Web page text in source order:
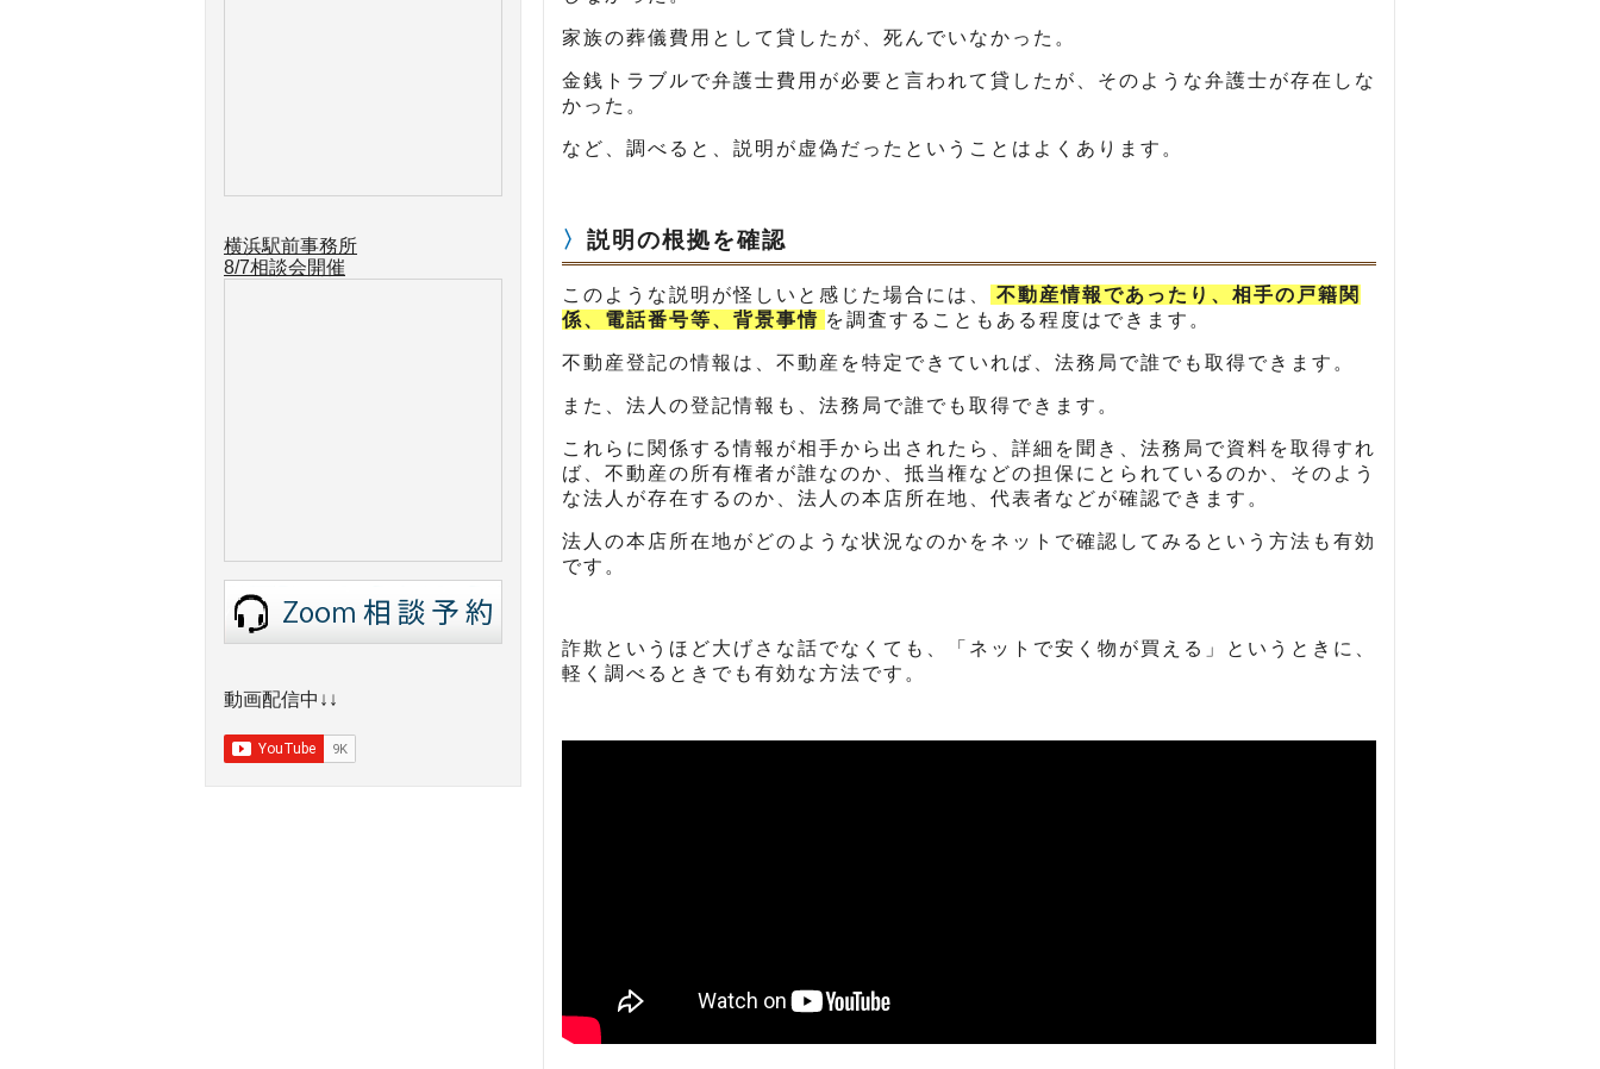
家族の葬儀費用として貸したが、死んでいなかった。
金銭トラブルで弁護士費用が必要と言われて貸したが、そのような弁護士が存在しな
かった。
など、調べると、説明が虚偽だったということはよくあります。
説明の根拠を確認
このような説明が怪しいと感じた場合には、
不動産情報であったり、相手の戸籍関
係、電話番号等、背景事情 を調査することもある程度はできます。
不動産登記の情報は、不動産を特定できていれば、法務局で誰でも取得できます。
また、法人の登記情報も、法務局で誰でも取得できます。
これらに関係する情報が相手から出されたら、詳細を聞き、法務局で資料を取得すれ
ば、不動産の所有権者が誰なのか、抵当権などの担保にとられているのか、そのよう
な法人が存在するのか、法人の本店所在地、代表者などが確認できます。
法人の本店所在地がどのような状況なのかをネットで確認してみるという方法も有効
です。
詐欺というほど大げさな話でなくても、「ネットで安く物が買える」というときに、
軽く調べるときでも有効な方法です。
横浜駅前事務所
8/7相談会開催
動画配信中↓↓